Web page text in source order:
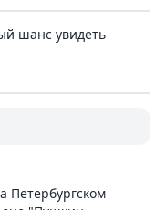
шанс увидеть
Петербургском